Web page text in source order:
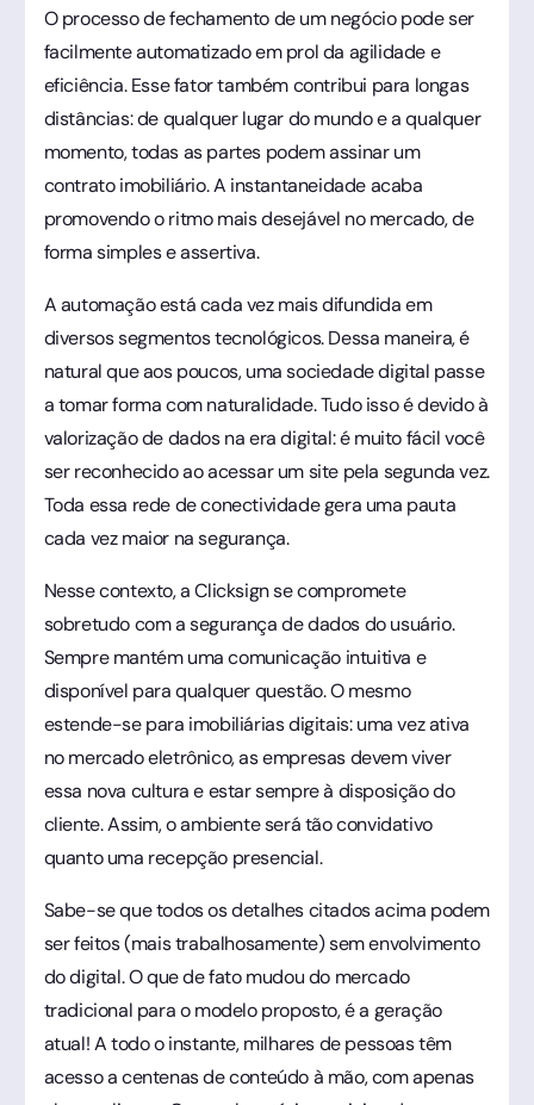
O processo de fechamento de um negócio pode ser
facilmente automatizado em prol da agilidade e
eficiência. Esse fator também contribui para longas
distâncias: de qualquer lugar do mundo e a qualquer
momento, todas as partes podem assinar um
contrato imobiliário. A instantaneidade acaba
promovendo o ritmo mais desejável no mercado, de
forma simples e assertiva.
A automação está cada vez mais difundida em
diversos segmentos tecnológicos. Dessa maneira, é
natural que aos poucos, uma sociedade digital passe
a tomar forma com naturalidade. Tudo isso é devido à
valorização de dados na era digital: é muito fácil você
ser reconhecido ao acessar um site pela segunda vez.
Toda essa rede de conectividade gera uma pauta
cada vez maior na segurança.
Nesse contexto, a Clicksign se compromete
sobretudo com a segurança de dados do usuário.
Sempre mantém uma comunicação intuitiva e
disponível para qualquer questão. O mesmo
estende-se para imobiliárias digitais: uma vez ativa
no mercado eletrônico, as empresas devem viver
essa nova cultura e estar sempre à disposição do
cliente. Assim, o ambiente será tão convidativo
quanto uma recepção presencial.
Sabe-se que todos os detalhes citados acima podem
ser feitos (mais trabalhosamente) sem envolvimento
do digital. O que de fato mudou do mercado
tradicional para o modelo proposto, é a geração
atual! A todo o instante, milhares de pessoas têm
acesso a centenas de conteúdo à mão, com apenas